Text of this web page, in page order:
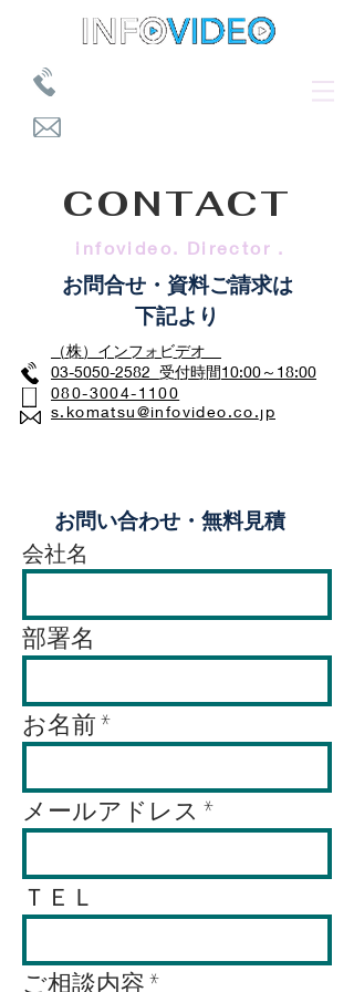
CONTACT
infovideo. Director .
​お問合せ・資料ご請求は
下記より
​（株）インフォビデオ
03-5050-2582 受付時間10:00～18:00
080-3004-1100
s.komatsu@infovideo.co.jp
​お問い合わせ・無料見積
会社名
部署名
お名前
メールアドレス
ＴＥＬ
ご相談内容